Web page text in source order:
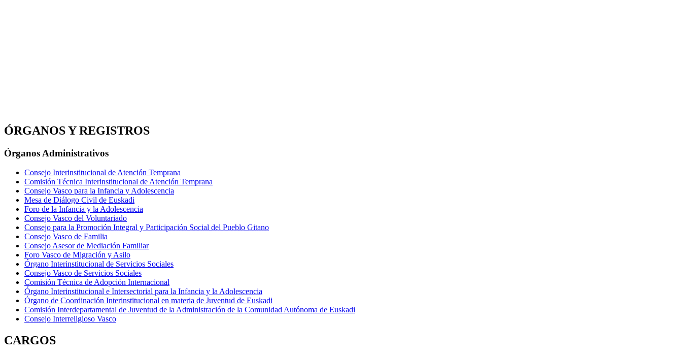
ÓRGANOS Y REGISTROS
Órganos Administrativos
Consejo Interinstitucional de Atención Temprana
Comisión Técnica Interinstitucional de Atención Temprana
Consejo Vasco para la Infancia y Adolescencia
Mesa de Diálogo Civil de Euskadi
Foro de la Infancia y la Adolescencia
Consejo Vasco del Voluntariado
Consejo para la Promoción Integral y Participación Social del Pueblo Gitano
Consejo Vasco de Familia
Consejo Asesor de Mediación Familiar
Foro Vasco de Migración y Asilo
Órgano Interinstitucional de Servicios Sociales
Consejo Vasco de Servicios Sociales
Comisión Técnica de Adopción Internacional
Órgano Interinstitucional e Intersectorial para la Infancia y la Adolescencia
Órgano de Coordinación Interinstitucional en materia de Juventud de Euskadi
Comisión Interdepartamental de Juventud de la Administración de la Comunidad Autónoma de Euskadi
Consejo Interreligioso Vasco
CARGOS